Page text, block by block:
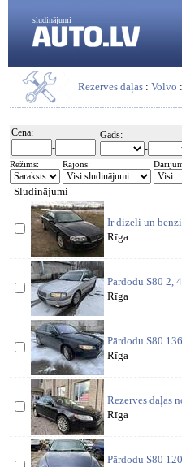
sludinājumi
Rezerves daļas : Volvo :
Cena:
-
Gads:
-
Režīms: Rajons:
Sludinājumi
Ir dizeli un
Rīga
Pārdodu S80 2,
Rīga
Pārdodu S80
Rīga
Rezerves daļas
Rīga
Pārdodu S80